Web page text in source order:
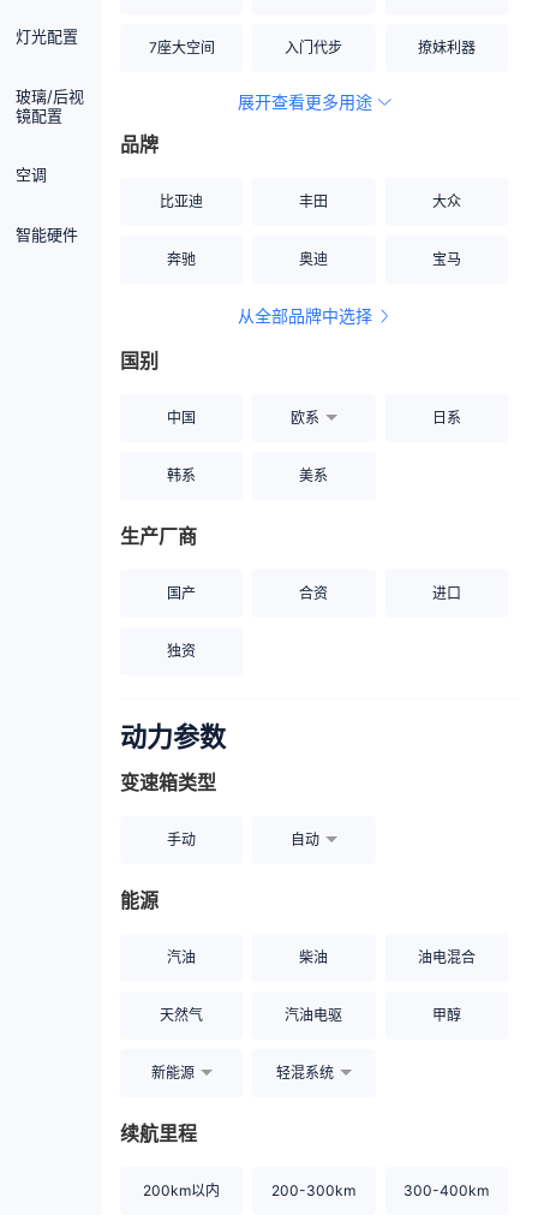
灯光配置
玻璃/后视
镜配置
空调
智能硬件
7座大空间 入门代步 撩妹利器
空间宽敞
展开查看更多用途
品牌
比亚迪 丰田 大众
奔驰 奥迪 宝马
从全部品牌中选择
国别
中国 欧系 日系
韩系 美系
生产厂商
国产 合资 进口
独资
动力参数
变速箱类型
手动 自动
能源
汽油 柴油 油电混合
天然气 汽油电驱 甲醇
新能源 轻混系统
续航里程
200km以内 200-300km 300-400km